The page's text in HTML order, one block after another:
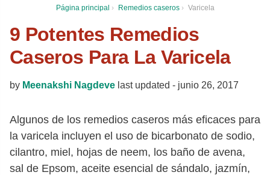
Página principal › Remedios caseros › Varicela
9 Potentes Remedios
Caseros Para La Varicela
by Meenakshi Nagdeve last updated - junio 26, 2017
Algunos de los remedios caseros más eficaces para
la varicela incluyen el uso de bicarbonato de sodio,
cilantro, miel, hojas de neem, los baño de avena,
sal de Epsom, aceite esencial de sándalo, jazmín,